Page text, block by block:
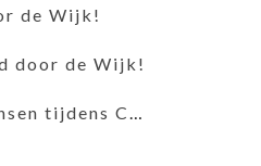
de Wijk!
door de Wijk!
tijdens Corona